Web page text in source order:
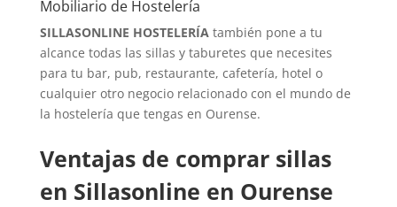
Mobiliario de Hostelería
SILLASONLINE HOSTELERÍAtambién pone a tu
alcance todas las sillas y taburetes que necesites
para tu bar, pub, restaurante, cafetería, hotel o
cualquier otro negocio relacionado con el mundo de
la hostelería que tengas en Ourense.
Ventajas de comprar sillas
en Sillasonline en Ourense